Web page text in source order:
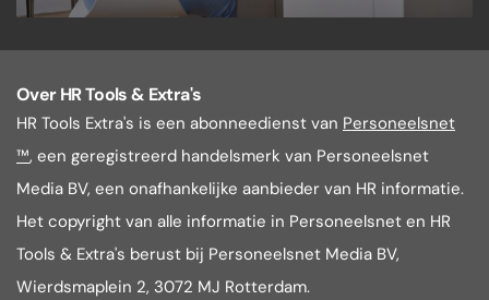
Over HR Tools & Extra's
HR Tools Extra's is een abonneedienst van Personeelsnet
™, een geregistreerd handelsmerk van Personeelsnet
Media BV, een onafhankelijke aanbieder van HR informatie.
Het copyright van alle informatie in Personeelsnet en HR
Tools & Extra's berust bij Personeelsnet Media BV,
Wierdsmaplein 2, 3072 MJ Rotterdam.